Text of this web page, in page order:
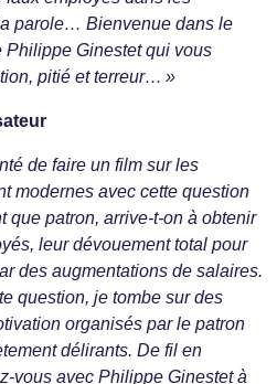
parole… Bienvenue dans le
Ginestet qui vous
pitié et terreur… »
de faire un film sur les
modernes avec cette question
que patron, arrive-t-on à obtenir
leur dévouement total pour
des augmentations de salaires.
question, je tombe sur des
organisés par le patron
délirants. De fil en
vous avec Philippe Ginestet à